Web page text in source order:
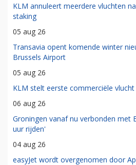
KLM annuleert meerdere vluchten
staking
05 aug 26
Transavia opent komende winter
Brussels Airport
05 aug 26
KLM stelt eerste commerciële
06 aug 26
Groningen vanaf nu verbonden met
uur rijden'
04 aug 26
easyJet wordt overgenomen door